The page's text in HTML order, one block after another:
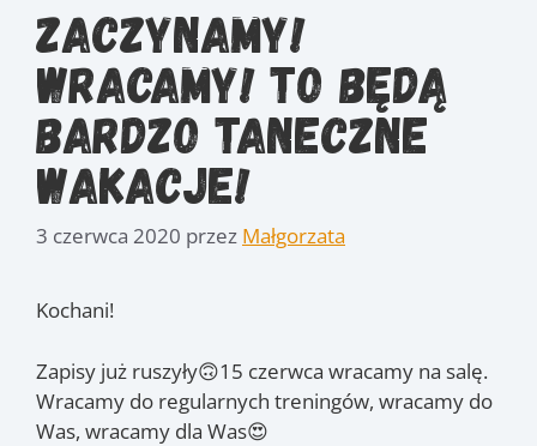
Zaczynamy!
Wracamy! To będą
bardzo taneczne
wakacje!
3 czerwca 2020 przez Małgorzata
Kochani!
Zapisy już ruszyły🙃15 czerwca wracamy na salę.
Wracamy do regularnych treningów, wracamy do
Was, wracamy dla Was😍